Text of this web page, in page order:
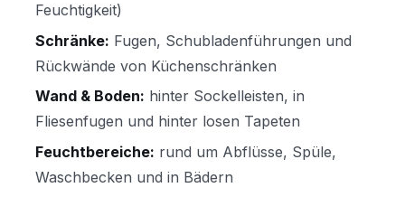
Feuchtigkeit)
Schränke: Fugen, Schubladenführungen und
Rückwände von Küchenschränken
Wand & Boden: hinter Sockelleisten, in
Fliesenfugen und hinter losen Tapeten
Feuchtbereiche: rund um Abflüsse, Spüle,
Waschbecken und in Bädern